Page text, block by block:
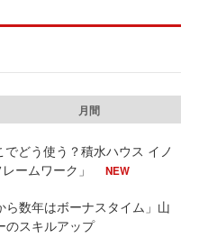
月間
どう使う？積水ハウス イノ
ームワーク」
NEW
ら数年はボーナスタイム」山
のスキルアップ